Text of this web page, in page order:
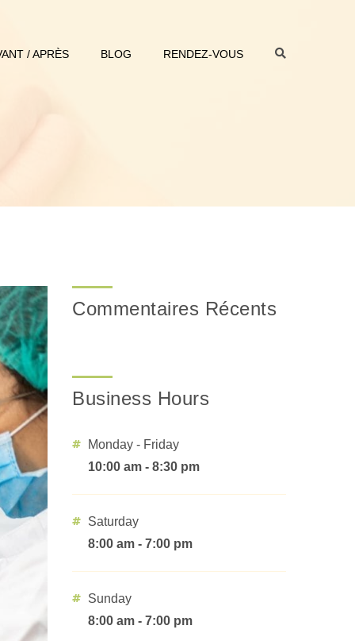
/ APRÈS BLOG RENDEZ-VOUS
Commentaires Récents
Business Hours
Monday - Friday
10:00 am - 8:30 pm
Saturday
8:00 am - 7:00 pm
Sunday
8:00 am - 7:00 pm